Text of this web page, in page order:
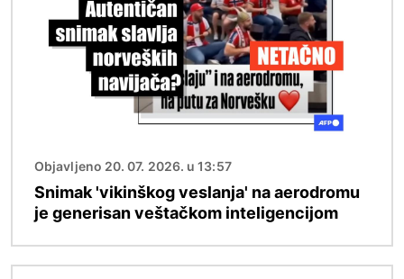
Objavljeno 20. 07. 2026. u 13:57
Snimak 'vikinškog veslanja' na aerodromu
je generisan veštačkom inteligencijom